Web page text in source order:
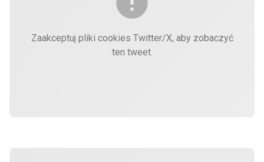
Zaakceptuj pliki cookies Twitter/X, aby zobaczyć
ten tweet.